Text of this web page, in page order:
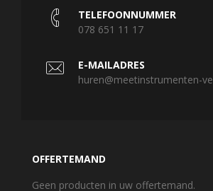
TELEFOONNUMMER
078 651 11 17
E-MAILADRES
huren@meetinstrumenten-
OFFERTEMAND
Geen producten in uw offertemand.